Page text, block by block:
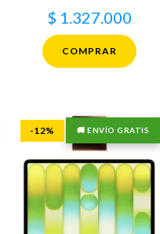
$ 1.327.000
COMPRAR
🚚 ENVÍO GRATIS
-12%